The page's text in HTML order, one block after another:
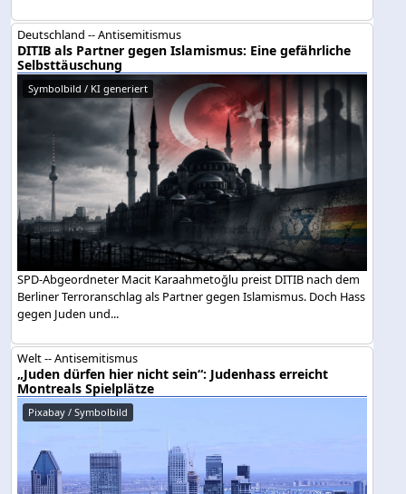
Deutschland -- Antisemitismus
DITIB als Partner gegen Islamismus: Eine gefährliche
Selbsttäuschung
Symbolbild / KI generiert
SPD-Abgeordneter Macit Karaahmetoğlu preist DITIB nach dem
Berliner Terroranschlag als Partner gegen Islamismus. Doch Hass
gegen Juden und...
Welt -- Antisemitismus
„Juden dürfen hier nicht sein“: Judenhass erreicht
Montreals Spielplätze
Pixabay / Symbolbild